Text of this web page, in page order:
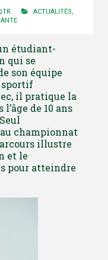
ACTUALITÉS
étudiant-
qui se
son équipe
sportif
il pratique la
de 10 ans
championnat
illustre
et le
pour atteindre